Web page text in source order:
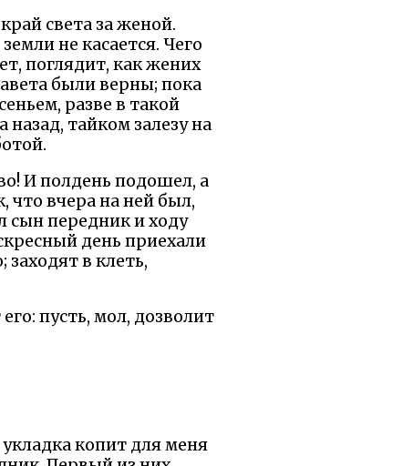
света за женой.
не касается. Чего
поглядит, как жених
были верны; пока
разве в такой
тайком залезу на
И полдень подошел, а
что вчера на ней был,
сын передник и ходу
день приехали
в клеть,
пусть, мол, дозволит
копит для меня